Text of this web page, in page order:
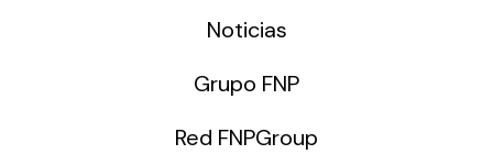
Noticias
Grupo FNP
Red FNPGroup